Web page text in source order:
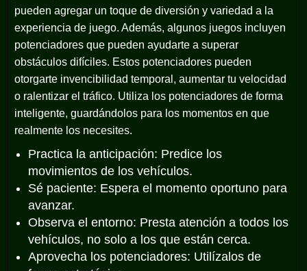
pueden agregar un toque de diversión y variedad a la
experiencia de juego. Además, algunos juegos incluyen
potenciadores que pueden ayudarte a superar
obstáculos difíciles. Estos potenciadores pueden
otorgarte invencibilidad temporal, aumentar tu velocidad
o ralentizar el tráfico. Utiliza los potenciadores de forma
inteligente, guardándolos para los momentos en que
realmente los necesites.
Practica la anticipación: Predice los
movimientos de los vehículos.
Sé paciente: Espera el momento oportuno para
avanzar.
Observa el entorno: Presta atención a todos los
vehículos, no solo a los que están cerca.
Aprovecha los potenciadores: Utilízalos de